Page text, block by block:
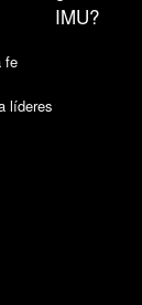
fe
líderes
IMU?